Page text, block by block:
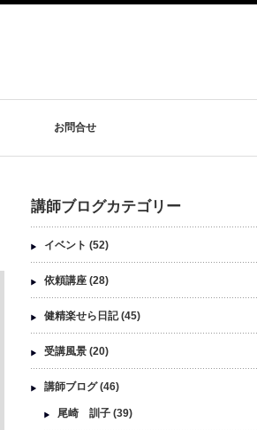
お問合せ
講師ブログカテゴリー
イベント (52)
依頼講座 (28)
健精楽せら日記(45)
受講風景 (20)
講師ブログ(46)
尾崎 訓子 (39)